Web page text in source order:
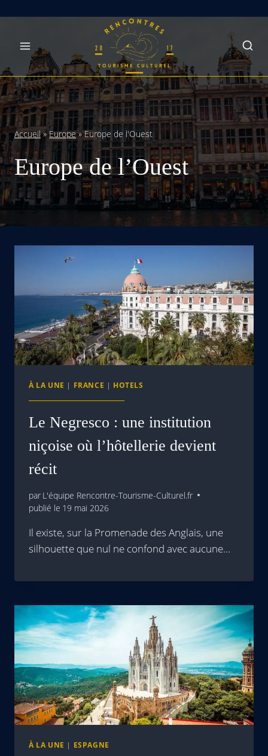
content
Accueil»Europe»Europe de l'Ouest
Europe de l’Ouest
À LA UNE | FRANCE | HOTELS
Le Negresco : une institution
niçoise où l’hôtellerie devient
récit
par L'équipe Rencontre-Tourisme-Culturel.fr
publié le 19 mai 2026
Il existe, sur la Promenade des Anglais, une
silhouette que nul ne confond avec aucune…
À LA UNE | ESPAGNE